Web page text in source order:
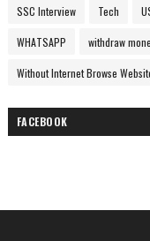
SSC Interview Tech
WHATSAPP withdraw
Without Internet Browse
FACEBOOK